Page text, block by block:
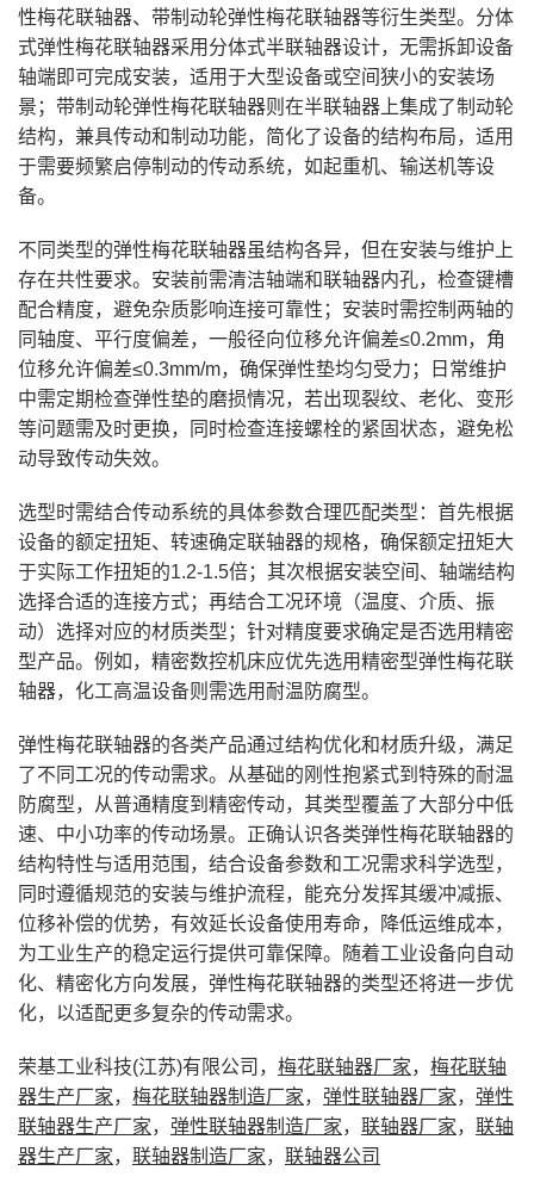
性梅花联轴器、带制动轮弹性梅花联轴器等衍生类型。分体
式弹性梅花联轴器采用分体式半联轴器设计，无需拆卸设备
轴端即可完成安装，适用于大型设备或空间狭小的安装场
景；带制动轮弹性梅花联轴器则在半联轴器上集成了制动轮
结构，兼具传动和制动功能，简化了设备的结构布局，适用
于需要频繁启停制动的传动系统，如起重机、输送机等设
备。
不同类型的弹性梅花联轴器虽结构各异，但在安装与维护上
存在共性要求。安装前需清洁轴端和联轴器内孔，检查键槽
配合精度，避免杂质影响连接可靠性；安装时需控制两轴的
同轴度、平行度偏差，一般径向位移允许偏差≤0.2mm，角
位移允许偏差≤0.3mm/m，确保弹性垫均匀受力；日常维护
中需定期检查弹性垫的磨损情况，若出现裂纹、老化、变形
等问题需及时更换，同时检查连接螺栓的紧固状态，避免松
动导致传动失效。
选型时需结合传动系统的具体参数合理匹配类型：首先根据
设备的额定扭矩、转速确定联轴器的规格，确保额定扭矩大
于实际工作扭矩的1.2-1.5倍；其次根据安装空间、轴端结构
选择合适的连接方式；再结合工况环境（温度、介质、振
动）选择对应的材质类型；针对精度要求确定是否选用精密
型产品。例如，精密数控机床应优先选用精密型弹性梅花联
轴器，化工高温设备则需选用耐温防腐型。
弹性梅花联轴器的各类产品通过结构优化和材质升级，满足
了不同工况的传动需求。从基础的刚性抱紧式到特殊的耐温
防腐型，从普通精度到精密传动，其类型覆盖了大部分中低
速、中小功率的传动场景。正确认识各类弹性梅花联轴器的
结构特性与适用范围，结合设备参数和工况需求科学选型，
同时遵循规范的安装与维护流程，能充分发挥其缓冲减振、
位移补偿的优势，有效延长设备使用寿命，降低运维成本，
为工业生产的稳定运行提供可靠保障。随着工业设备向自动
化、精密化方向发展，弹性梅花联轴器的类型还将进一步优
化，以适配更多复杂的传动需求。
荣基工业科技(江苏)有限公司， 梅花联轴器厂家， 梅花联轴
器生产厂家， 梅花联轴器制造厂家， 弹性联轴器厂家， 弹性
联轴器生产厂家， 弹性联轴器制造厂家， 联轴器厂家， 联轴
器生产厂家， 联轴器制造厂家， 联轴器公司